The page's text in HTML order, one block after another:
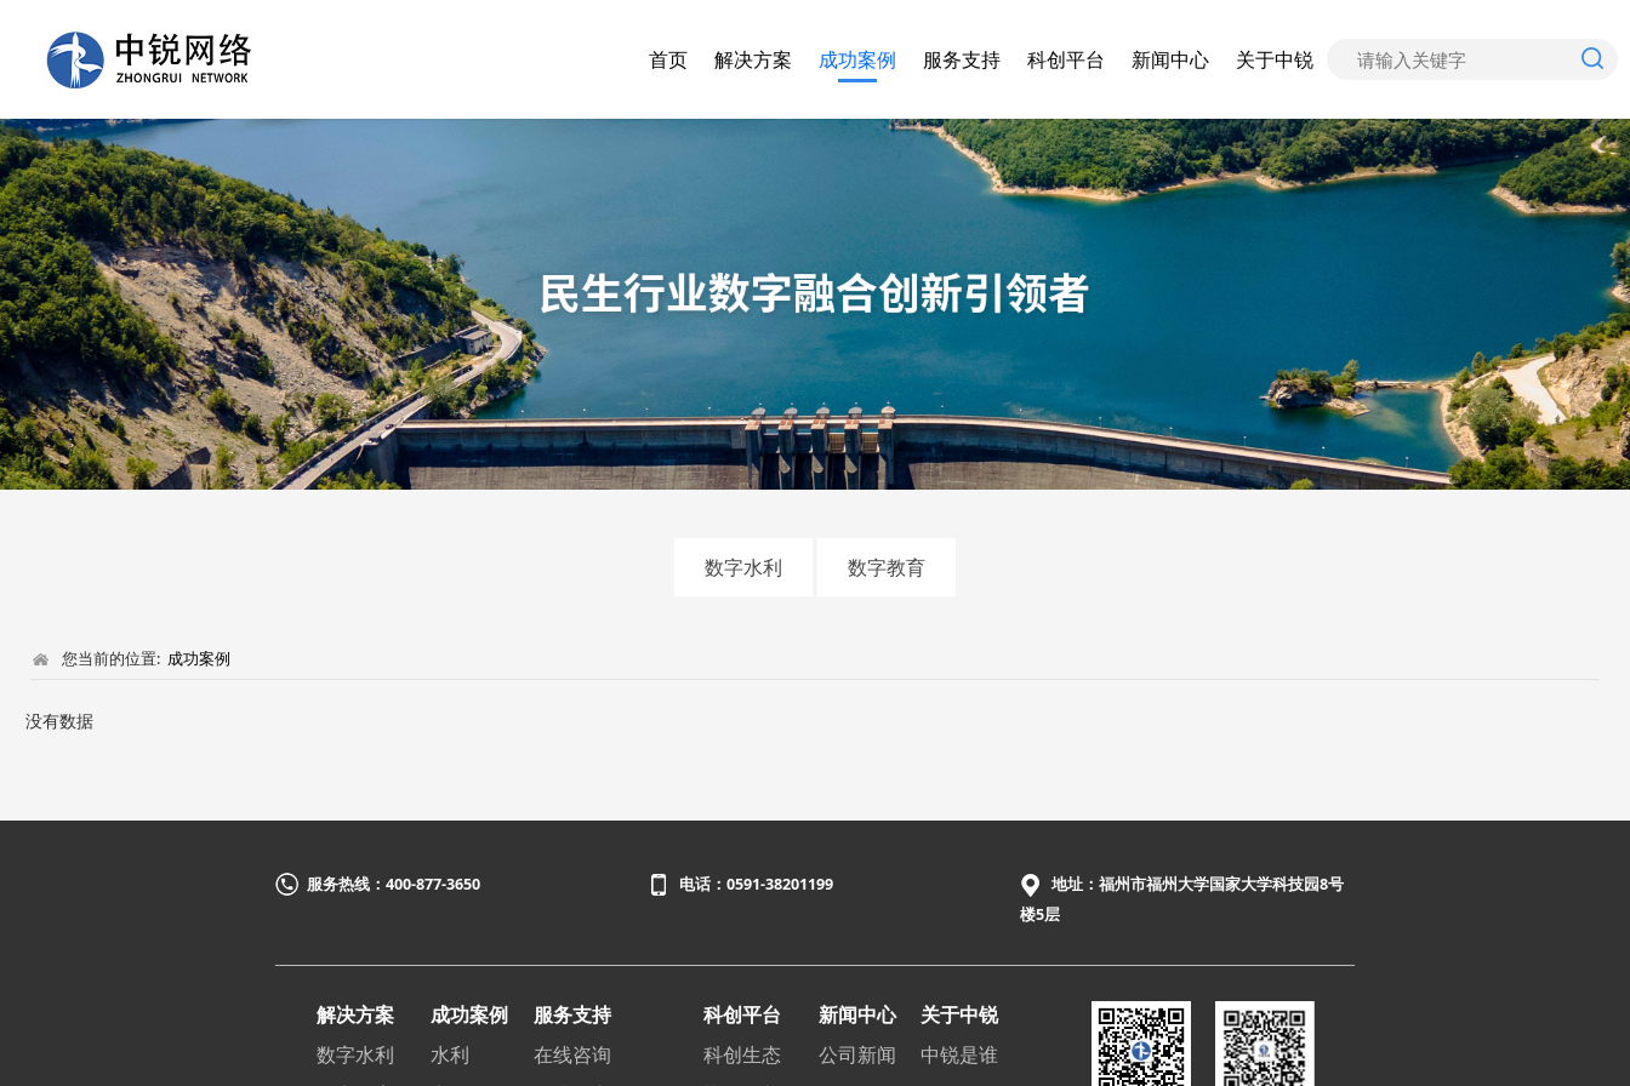
首页 解决方案 成功案例 服务支持 科创平台 新闻中心 关于中锐
数字水利 数字教育
您当前的位置: 成功案例
没有数据
服务热线：400-877-3650 电话：0591-38201199
地址：福州市福州大学国家大学科技园8号
楼5层
解决方案
数字水利
成功案例
水利
服务支持
在线咨询
科创平台
科创生态
新闻中心
公司新闻
关于中锐
中锐是谁